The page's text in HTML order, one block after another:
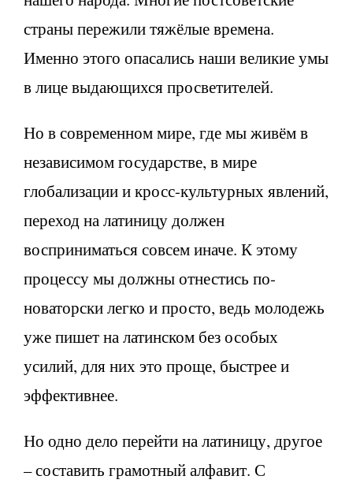
страны пережили тяжёлые времена.
Именно этого опасались наши великие умы
в лице выдающихся просветителей.
Но в современном мире, где мы живём в
независимом государстве, в мире
глобализации и кросс-культурных явлений,
переход на латиницу должен
восприниматься совсем иначе. К этому
процессу мы должны отнестись по-
новаторски легко и просто, ведь молодежь
уже пишет на латинском без особых
усилий, для них это проще, быстрее и
эффективнее.
Но одно дело перейти на латиницу, другое
– составить грамотный алфавит. С